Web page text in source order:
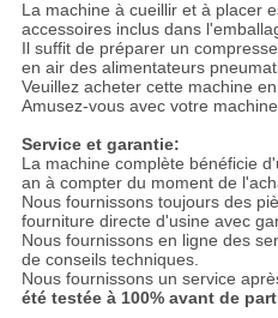
La machine à cueillir et à placer
accessoires inclus dans
Il suffit de préparer un
en air des alimentateurs
Veuillez acheter cette machine
Amusez-vous avec votre
Service et garantie:
La machine complète bénéficie
an à compter du moment de
Nous fournissons toujours des
fourniture directe d'usine avec
Nous fournissons en ligne des
de conseils techniques.
Nous fournissons un service
été testée à 100% avant de